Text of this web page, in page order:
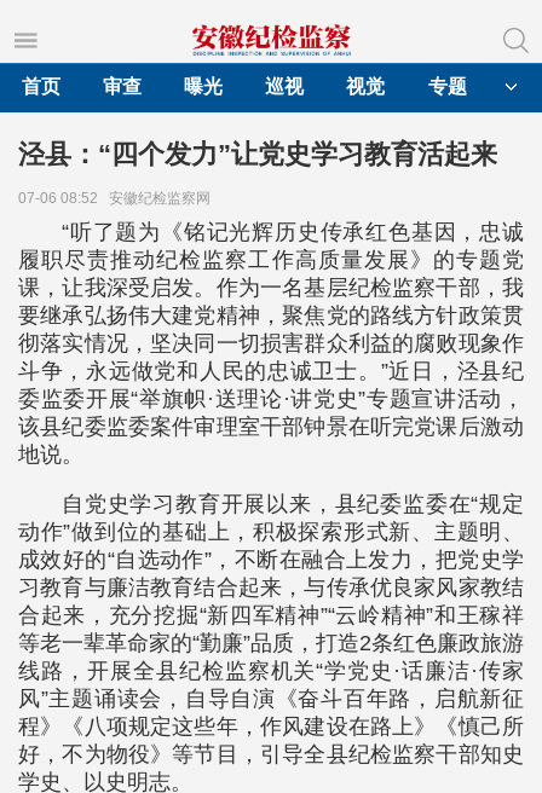
首页
审查 曝光 巡视 视觉 专题
泾县：“四个发力”让党史学习教育活起来
07-06 08:52 安徽纪检监察网
“听了题为《铭记光辉历史传承红色基因，忠诚
履职尽责推动纪检监察工作高质量发展》的专题党
课，让我深受启发。作为一名基层纪检监察干部，我
要继承弘扬伟大建党精神，聚焦党的路线方针政策贯
彻落实情况，坚决同一切损害群众利益的腐败现象作
斗争，永远做党和人民的忠诚卫士。”近日，泾县纪
委监委开展“举旗帜·送理论·讲党史”专题宣讲活动，
该县纪委监委案件审理室干部钟景在听完党课后激动
地说。
自党史学习教育开展以来，县纪委监委在“规定
动作”做到位的基础上，积极探索形式新、主题明、
成效好的“自选动作”，不断在融合上发力，把党史学
习教育与廉洁教育结合起来，与传承优良家风家教结
合起来，充分挖掘“新四军精神”“云岭精神”和王稼祥
等老一辈革命家的“勤廉”品质，打造2条红色廉政旅游
线路，开展全县纪检监察机关“学党史·话廉洁·传家
风”主题诵读会，自导自演《奋斗百年路，启航新征
程》《八项规定这些年，作风建设在路上》《慎己所
好，不为物役》等节目，引导全县纪检监察干部知史
学史、以史明志。